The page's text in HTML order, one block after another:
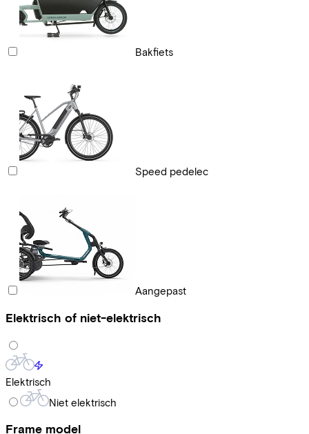
Bakfiets
Speed pedelec
Aangepast
Elektrisch of niet-elektrisch
Elektrisch
Niet elektrisch
Frame model